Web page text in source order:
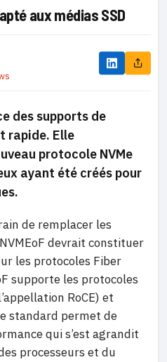
aux médias SSD
des supports de
rapide. Elle
protocole NVMe
ayant été créés pour
de remplacer les
devrait constituer
les protocoles Fiber
supporte les protocoles
RoCE) et
standard permet de
qui s’est agrandit
processeurs et du